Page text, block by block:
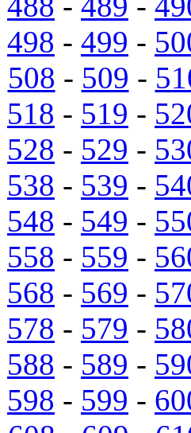
498 - 499 -
508 - 509 -
518 - 519 -
528 - 529 -
538 - 539 -
548 - 549 -
558 - 559 -
568 - 569 -
578 - 579 -
588 - 589 -
598 - 599 -